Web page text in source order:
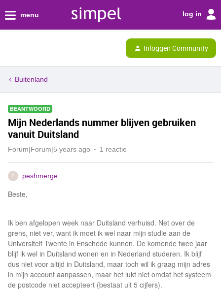
menu log in
Inloggen Community
Buitenland
BEANTWOORD
Mijn Nederlands nummer blijven gebruiken
vanuit Duitsland
Forum|Forum|5 years ago 1 reactie
P peshmerge
Beste,
Ik ben afgelopen week naar Duitsland verhuisd. Net over de
grens, niet ver, want ik moet ik wel naar mijn studie aan de
Universiteit Twente in Enschede kunnen. De komende twee jaar
blijf ik wel in Duitsland wonen en in Nederland studeren. Ik blijf
dus niet voor altijd in Duitsland, maar toch wil ik graag mijn adres
in mijn account aanpassen, maar het lukt niet omdat het systeem
de postcode niet accepteert (bestaat uit 5 cijfers).